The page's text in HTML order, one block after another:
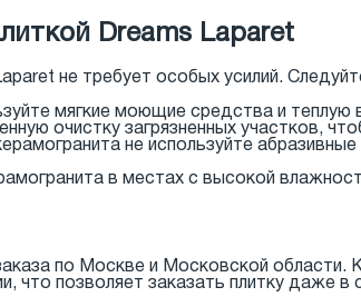
Dreams Laparet
не требует особых усилий.
мягкие моющие средства и теплую
очистку загрязненных участков,
не используйте
в местах с высокой
по Москве и Московской
что позволяет заказать плитку даже в